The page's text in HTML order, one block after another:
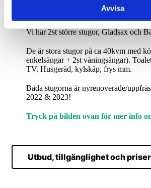
Avvisa
Vi har 2st större stugor, Gladsax och
De är stora stugor på ca 40kvm med
enkelsängar + 2st våningsängar).
TV. Husgeråd, kylskåp, frys mm.
Båda stugorna är nyrenoverade/
2022 & 2023!
Tryck på bilden ovan för mer info
Utbud, tillgänglighet och